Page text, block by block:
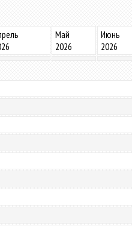
Май
2026
Июнь
2026